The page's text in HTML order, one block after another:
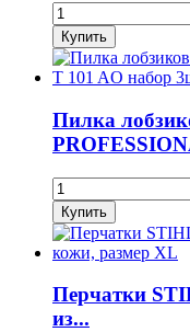
Пилка
Перчатки
из...